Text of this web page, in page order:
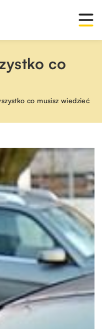
co
co musisz wiedzieć